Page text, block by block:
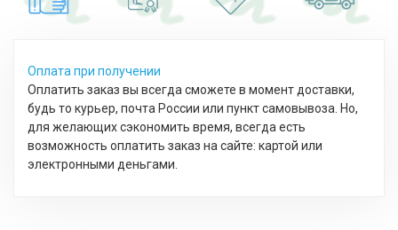
Оплата при получении
Оплатить заказ вы всегда сможете в момент доставки,
будь то курьер, почта России или пункт самовывоза. Но,
для желающих сэкономить время, всегда есть
возможность оплатить заказ на сайте: картой или
электронными деньгами.